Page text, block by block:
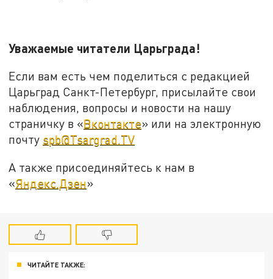
Уважаемые читатели Царьграда!
Если вам есть чем поделиться с редакцией
Царьград Санкт-Петербург, присылайте свои
наблюдения, вопросы и новости на нашу
страничку в «Вконтакте» или на электронную
почту spb@Tsargrad.TV
А также присоединяйтесь к нам в
«Яндекс.Дзен»
ЧИТАЙТЕ ТАКЖЕ: